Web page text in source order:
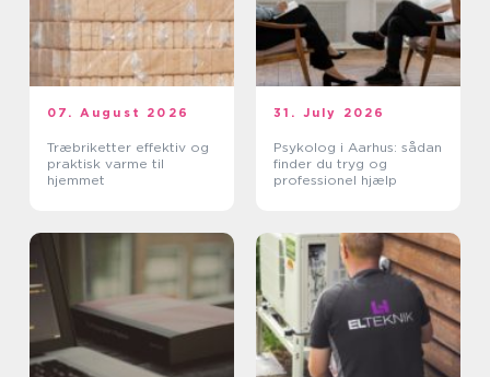
07. August 2026
Træbriketter effektiv og
praktisk varme til
hjemmet
31. July 2026
Psykolog i Aarhus: sådan
finder du tryg og
professionel hjælp